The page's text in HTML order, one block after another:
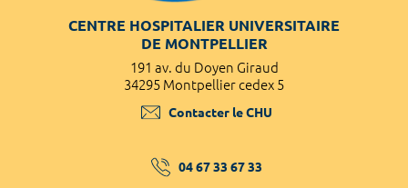
CENTRE HOSPITALIER UNIVERSITAIRE
DE MONTPELLIER
191 av. du Doyen Giraud
34295 Montpellier cedex 5
Contacter le CHU
04 67 33 67 33